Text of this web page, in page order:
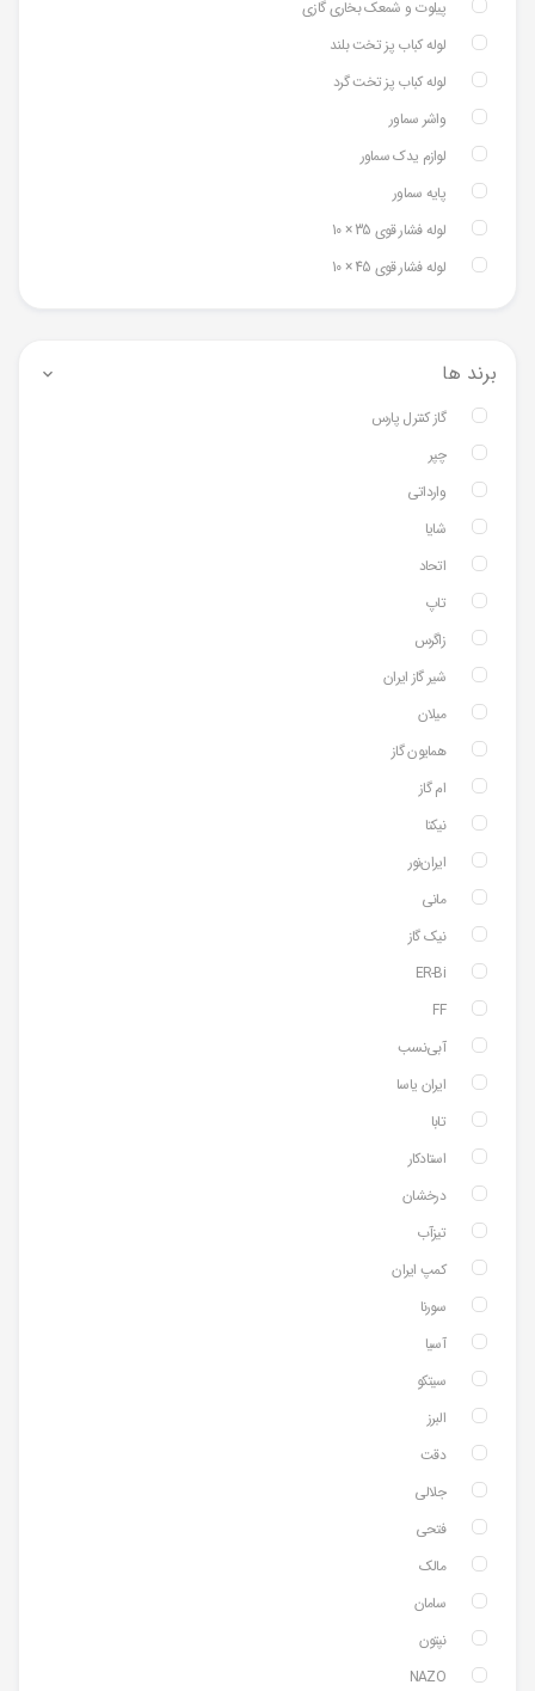
پیلوت و شمعک بخاری گازی
لوله کباب پز تخت بلند
لوله کباب پز تخت گرد
واشر سماور
لوازم یدک سماور
پایه سماور
لوله فشار قوی 35 × 10
لوله فشار قوی 45 × 10
برند ها
گاز کنترل پارس
چپر
وارداتی
شایا
اتحاد
تاپ
زاگرس
شیر گاز ایران
میلان
همایون گاز
ام گاز
نیکتا
ایران‌نور
مانی
نیک گاز
ER-Bi
FF
آبی‌نسب
ایران یاسا
تابا
استادکار
درخشان
تیزآب
کمپ ایران
سورنا
آسیا
سیتکو
البرز
دقت
جلالی
فتحی
مالک
سامان
نپتون
NAZO